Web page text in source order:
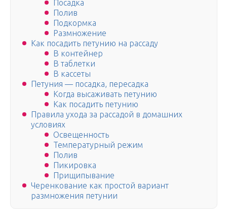
Посадка
Полив
Подкормка
Размножение
Как посадить петунию на рассаду
В контейнер
В таблетки
В кассеты
Петуния — посадка, пересадка
Когда высаживать петунию
Как посадить петунию
Правила ухода за рассадой в домашних
условиях
Освещенность
Температурный режим
Полив
Пикировка
Прищипывание
Черенкование как простой вариант
размножения петунии